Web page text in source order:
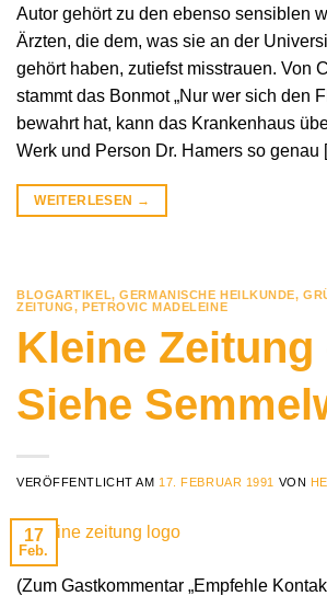
Autor gehört zu den ebenso sensiblen
Ärzten, die dem, was sie an der
gehört haben, zutiefst misstrauen. Von
stammt das Bonmot „Nur wer sich den
bewahrt hat, kann das Krankenhaus
Werk und Person Dr. Hamers so genau
WEITERLESEN →
BLOGARTIKEL,GERMANISCHE HEILKUNDE,
ZEITUNG,PETROVIC MADELEINE
Kleine Zeitung
Siehe
VERÖFFENTLICHT AM 17. FEBRUAR 1991 VON
17
Feb.
(Zum Gastkommentar „Empfehle